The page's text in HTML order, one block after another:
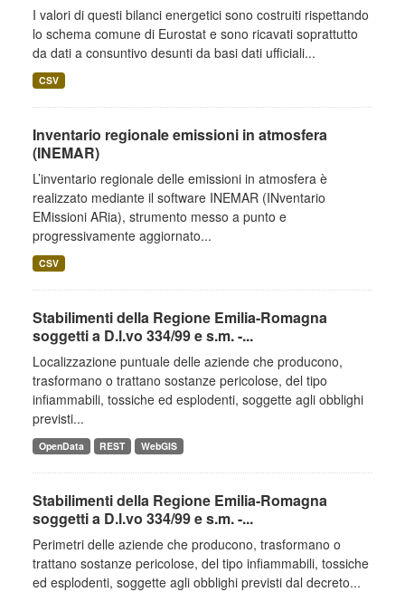
I valori di questi bilanci energetici sono costruiti rispettando
lo schema comune di Eurostat e sono ricavati soprattutto
da dati a consuntivo desunti da basi dati ufficiali...
CSV
Inventario regionale emissioni in atmosfera
(INEMAR)
L’inventario regionale delle emissioni in atmosfera è
realizzato mediante il software INEMAR (INventario
EMissioni ARia), strumento messo a punto e
progressivamente aggiornato...
CSV
Stabilimenti della Regione Emilia-Romagna
soggetti a D.l.vo 334/99 e s.m. -...
Localizzazione puntuale delle aziende che producono,
trasformano o trattano sostanze pericolose, del tipo
infiammabili, tossiche ed esplodenti, soggette agli obblighi
previsti...
OpenData REST WebGIS
Stabilimenti della Regione Emilia-Romagna
soggetti a D.l.vo 334/99 e s.m. -...
Perimetri delle aziende che producono, trasformano o
trattano sostanze pericolose, del tipo infiammabili, tossiche
ed esplodenti, soggette agli obblighi previsti dal decreto...